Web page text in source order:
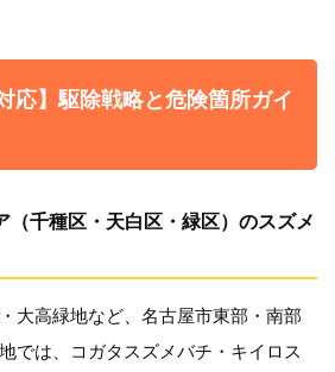
応】駆除戦略と危険箇所ガイ
（千種区・天白区・緑区）のスズメ
大高緑地など、名古屋市東部・南部
では、コガタスズメバチ・キイロス